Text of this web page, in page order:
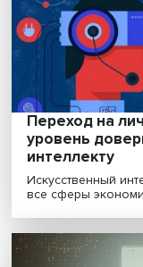
Надежность
измерить
системами
Поэтому ......